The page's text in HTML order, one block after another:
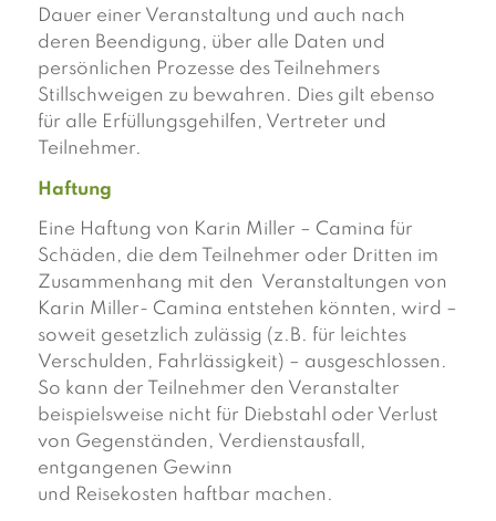
Dauer einer Veranstaltung und auch nach
deren Beendigung, über alle Daten und
persönlichen Prozesse des Teilnehmers
Stillschweigen zu bewahren. Dies gilt ebenso
für alle Erfüllungsgehilfen, Vertreter und
Teilnehmer.
Haftung
Eine Haftung von Karin Miller – Camina für
Schäden, die dem Teilnehmer oder Dritten im
Zusammenhang mit den Veranstaltungen von
Karin Miller- Camina entstehen könnten, wird –
soweit gesetzlich zulässig (z.B. für leichtes
Verschulden, Fahrlässigkeit) – ausgeschlossen.
So kann der Teilnehmer den Veranstalter
beispielsweise nicht für Diebstahl oder Verlust
von Gegenständen, Verdienstausfall,
entgangenen Gewinn
und Reisekosten haftbar machen.